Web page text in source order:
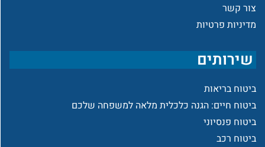
צור קשר
מדיניות פרטיות
שירותים
ביטוח בריאות
ביטוח חיים: הגנה כלכלית מלאה למשפחה שלכם
ביטוח פנסיוני
ביטוח רכב